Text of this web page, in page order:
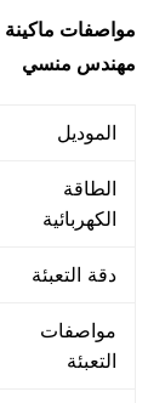
مواصفات ماكينة
مهندس منسي
الموديل
الطاقة
الكهربائية
دقة التعبئة
مواصفات
التعبئة